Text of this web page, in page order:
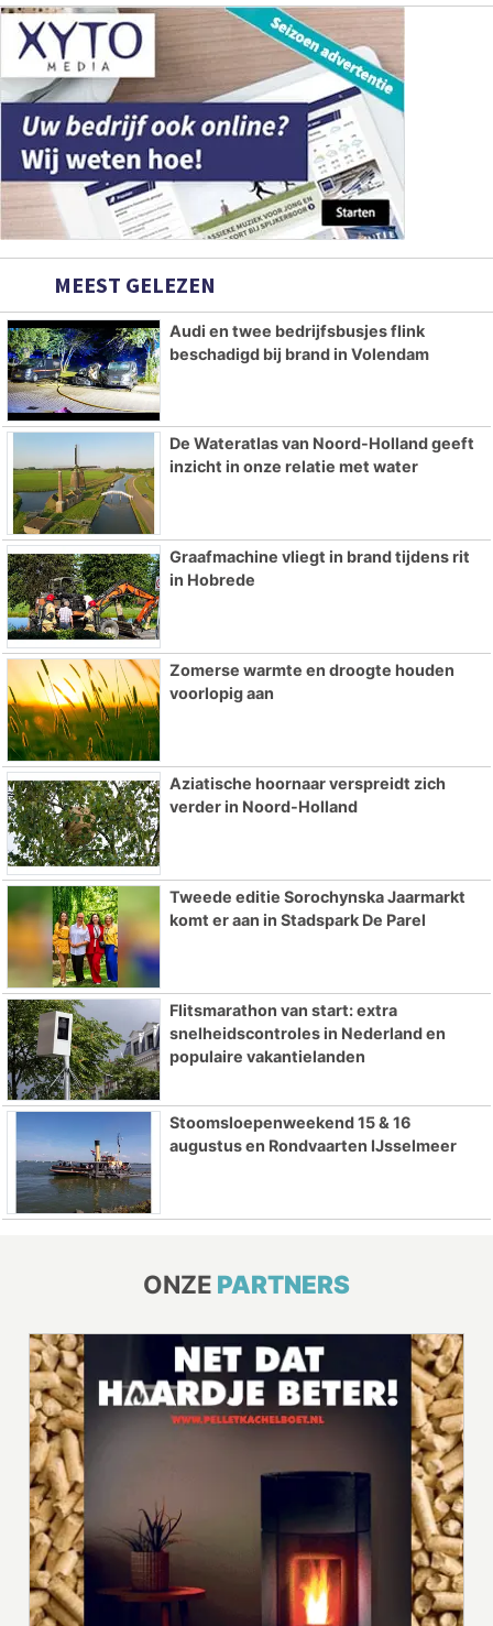
MEEST GELEZEN
Audi en twee bedrijfsbusjes flink
beschadigd bij brand in Volendam
De Wateratlas van Noord-Holland geeft
inzicht in onze relatie met water
Graafmachine vliegt in brand tijdens rit
in Hobrede
Zomerse warmte en droogte houden
voorlopig aan
Aziatische hoornaar verspreidt zich
verder in Noord-Holland
Tweede editie Sorochynska Jaarmarkt
komt er aan in Stadspark De Parel
Flitsmarathon van start: extra
snelheidscontroles in Nederland en
populaire vakantielanden
Stoomsloepenweekend 15 & 16
augustus en Rondvaarten IJsselmeer
ONZE PARTNERS